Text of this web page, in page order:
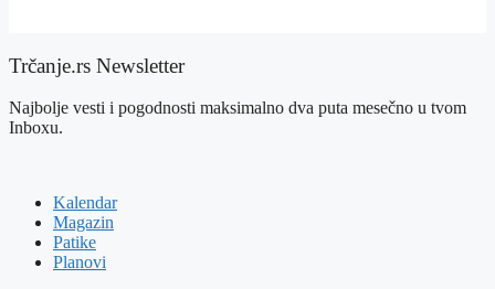
Trčanje.rs Newsletter
Najbolje vesti i pogodnosti maksimalno dva puta mesečno u tvom
Inboxu.
Kalendar
Magazin
Patike
Planovi